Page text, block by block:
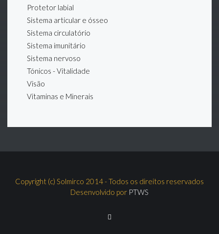
Protetor labial
Sistema articular e ósseo
Sistema circulatório
Sistema imunitário
Sistema nervoso
Tónicos - Vitalidade
Visão
Vitaminas e Minerais
Copyright (c) Solmirco 2014 - Todos os direitos reservados
Desenvolvido por PTWS